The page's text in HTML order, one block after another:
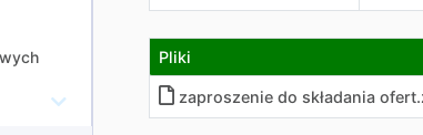
Pliki
zaproszenie do składania